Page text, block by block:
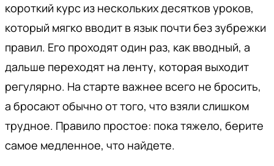
короткий курс из нескольких десятков уроков,
который мягко вводит в язык почти без зубрежки
правил. Его проходят один раз, как вводный, а
дальше переходят на ленту, которая выходит
регулярно. На старте важнее всего не бросить,
а бросают обычно от того, что взяли слишком
трудное. Правило простое: пока тяжело, берите
самое медленное, что найдете.